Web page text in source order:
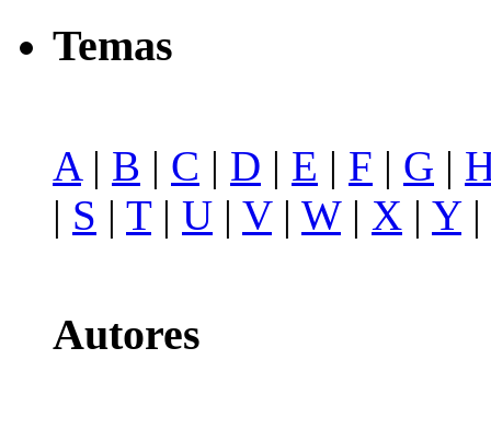
Temas
A | B | C | D | E | F | G |
| S | T| U | V| W| X | Y|
Autores